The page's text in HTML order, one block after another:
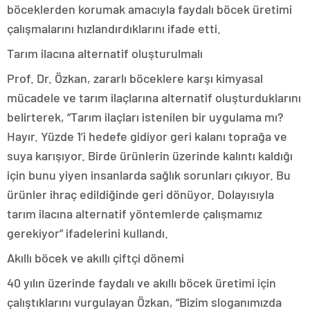
böceklerden korumak amacıyla faydalı böcek üretimi
çalışmalarını hızlandırdıklarını ifade etti.
Tarım ilacına alternatif oluşturulmalı
Prof. Dr. Özkan, zararlı böceklere karşı kimyasal
mücadele ve tarım ilaçlarına alternatif oluşturduklarını
belirterek, “Tarım ilaçları istenilen bir uygulama mı?
Hayır. Yüzde 1’i hedefe gidiyor geri kalanı toprağa ve
suya karışıyor. Birde ürünlerin üzerinde kalıntı kaldığı
için bunu yiyen insanlarda sağlık sorunları çıkıyor. Bu
ürünler ihraç edildiğinde geri dönüyor. Dolayısıyla
tarım ilacına alternatif yöntemlerde çalışmamız
gerekiyor” ifadelerini kullandı.
Akıllı böcek ve akıllı çiftçi dönemi
40 yılın üzerinde faydalı ve akıllı böcek üretimi için
çalıştıklarını vurgulayan Özkan, “Bizim sloganımızda